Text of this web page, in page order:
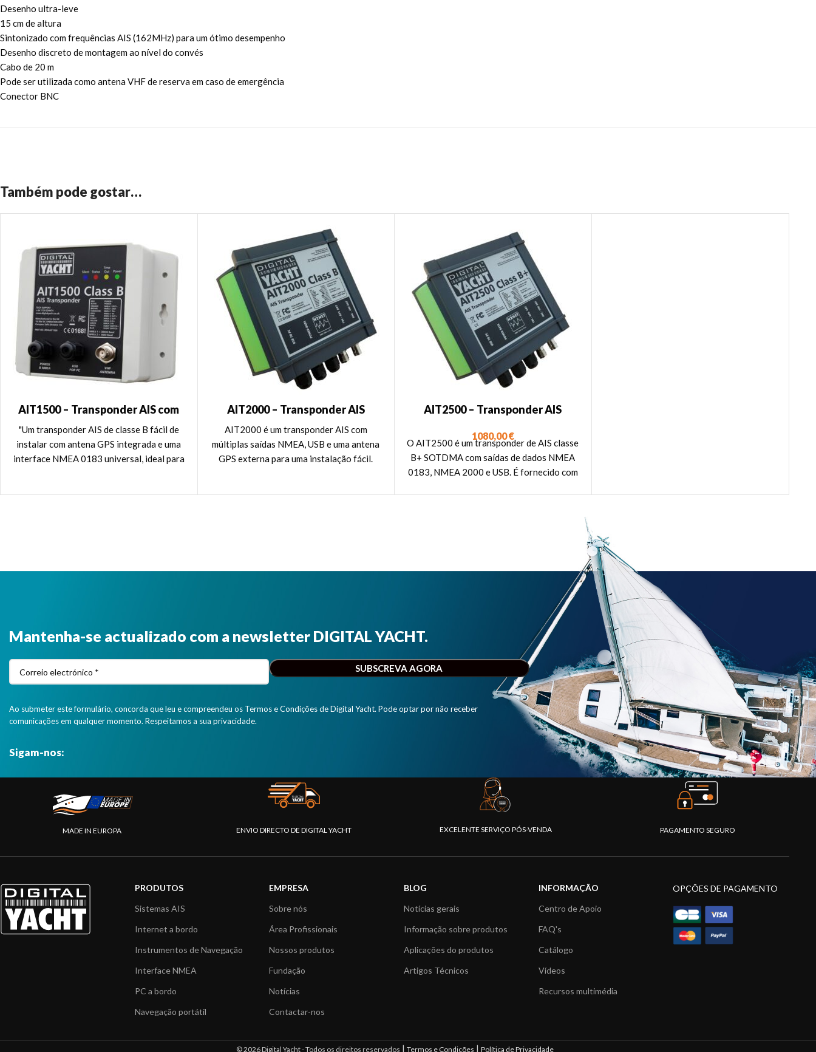
Desenho ultra-leve
15 cm de altura
Sintonizado com frequências AIS (162MHz) para um ótimo desempenho
Desenho discreto de montagem ao nível do convés
Cabo de 20 m
Pode ser utilizada como antena VHF de reserva em caso de emergência
Conector BNC
Também pode gostar…
AIT1500 – Transponder AIS com
NMEA 0183 e GPS incorporado
"Um transponder AIS de classe B fácil de
instalar com antena GPS integrada e uma
interface NMEA 0183 universal, ideal para
AIT2000 – Transponder AIS
Classe B com antena GPS externa
AIT2000 é um transponder AIS com
múltiplas saídas NMEA, USB e uma antena
GPS externa para uma instalação fácil.
AIT2500 – Transponder AIS
1080,00€
O AIT2500 é um transponder de AIS classe
B+ SOTDMA com saídas de dados NMEA
0183, NMEA 2000 e USB. É fornecido com
Mantenha-se actualizado com a newsletter DIGITAL YACHT.
Ao submeter este formulário, concorda que leu e compreendeu os Termos e Condições de Digital Yacht. Pode optar por não receber
comunicações em qualquer momento. Respeitamos a sua privacidade.
Sigam-nos:
MADE IN EUROPA ENVIO DIRECTO DE DIGITAL YACHT EXCELENTE SERVIÇO PÓS-VENDA PAGAMENTO SEGURO
PRODUTOS
Sistemas AIS
Internet a bordo
Instrumentos de Navegação
Interface NMEA
PC a bordo
Navegação portátil
EMPRESA
Sobre nós
Área Profissionais
Nossos produtos
Fundação
Notícias
Contactar-nos
BLOG
Notícias gerais
Informação sobre produtos
Aplicações do produtos
Artigos Técnicos
INFORMAÇÃO
Centro de Apoio
FAQ's
Catálogo
Vídeos
Recursos multimédia
OPÇÕES DE PAGAMENTO
© 2026 Digital Yacht - Todos os direitos reservados | Termos e Condições | Política de Privacidade